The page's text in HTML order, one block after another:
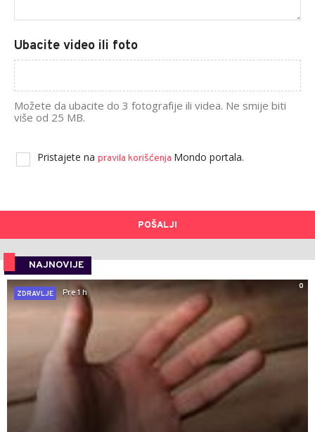
Ubacite video ili foto
Možete da ubacite do 3 fotografije ili videa. Ne smije biti
više od 25 MB.
Pristajete na pravila korišćenja Mondo portala.
POŠALJI
NAJNOVIJE
0
ZDRAVLJE
Pre 1 h